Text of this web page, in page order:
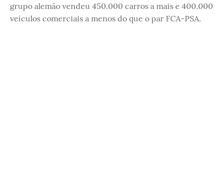
grupo alemão vendeu 450.000 carros a mais e 400.000
veículos comerciais a menos do que o par FCA-PSA.